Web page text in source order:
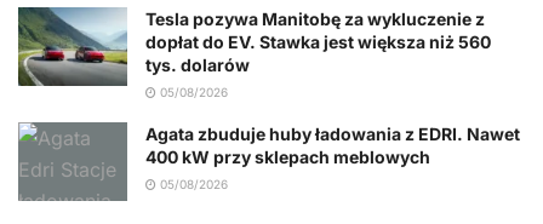
Tesla pozywa Manitobę za wykluczenie z
dopłat do EV. Stawka jest większa niż 560
tys. dolarów
05/08/2026
Agata zbuduje huby ładowania z EDRI. Nawet
400 kW przy sklepach meblowych
05/08/2026